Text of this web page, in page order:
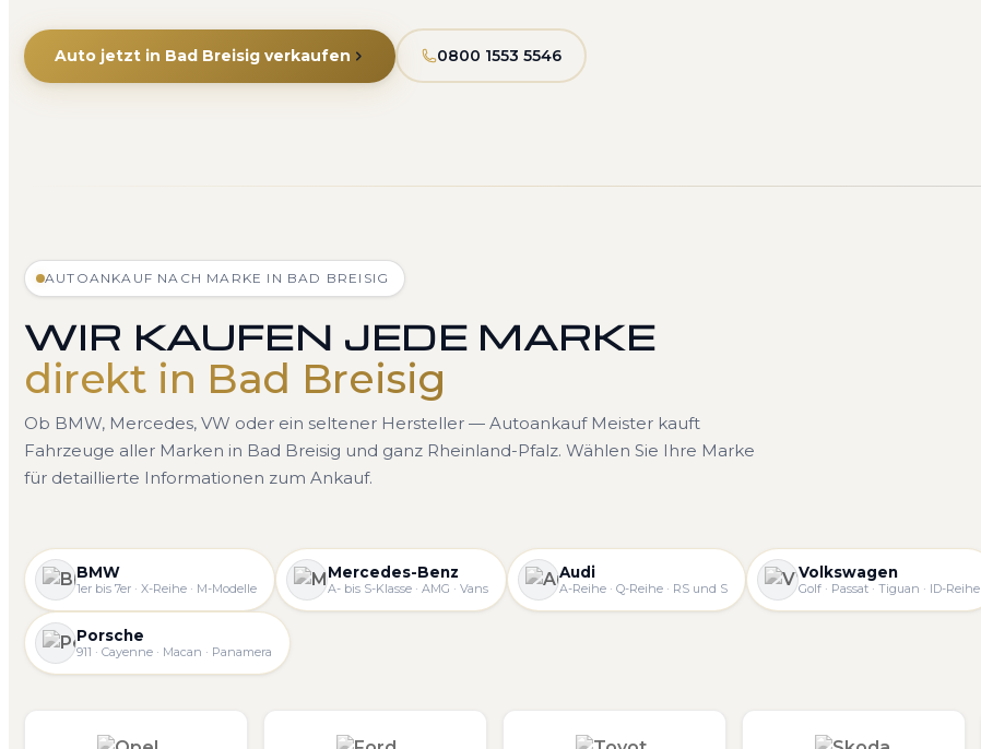
Auto jetzt in Bad Breisig verkaufen 0800 1553 5546
AUTOANKAUF NACH MARKE IN BAD BREISIG
WIR KAUFEN JEDE MARKE
direkt in Bad Breisig
Ob BMW, Mercedes, VW oder ein seltener Hersteller — Autoankauf Meister kauft
Fahrzeuge aller Marken in Bad Breisig und ganz Rheinland-Pfalz. Wählen Sie Ihre Marke
für detaillierte Informationen zum Ankauf.
BMW
1er bis 7er · X-Reihe · M-Modelle
Mercedes-Benz
A- bis S-Klasse · AMG · Vans
Audi
A-Reihe · Q-Reihe · RS und S
Volkswagen
Golf · Passat · Tiguan · ID-Reihe
Porsche
911 · Cayenne · Macan · Panamera